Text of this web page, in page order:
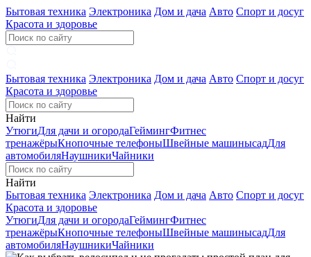
Бытовая техника Электроника Дом и дача Авто Спорт и досуг
Красота и здоровье
Бытовая техника Электроника Дом и дача Авто Спорт и досуг
Красота и здоровье
Найти
УтюгиДля дачи и огородаГеймингФитнес
тренажёрыКнопочные телефоныШвейные машинысадДля
автомобиляНаушникиЧайники
Найти
Бытовая техника Электроника Дом и дача Авто Спорт и досуг
Красота и здоровье
УтюгиДля дачи и огородаГеймингФитнес
тренажёрыКнопочные телефоныШвейные машинысадДля
автомобиляНаушникиЧайники